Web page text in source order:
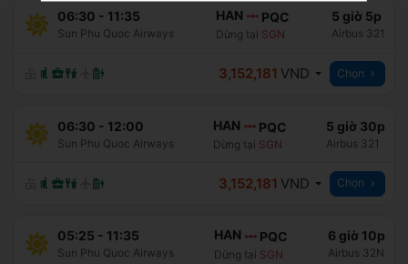
06:30 - 11:35
Sun Phu Quoc Airways
HAN PQC
Dừng tại SGN
5 giờ 5p
Airbus 321
3,152,181 VND Chọn
06:30 - 12:00
Sun Phu Quoc Airways
HAN PQC
Dừng tại SGN
5 giờ 30p
Airbus 321
3,152,181 VND Chọn
05:25 - 11:35
Sun Phu Quoc Airways
HAN PQC
Dừng tại SGN
6 giờ 10p
Airbus 32N